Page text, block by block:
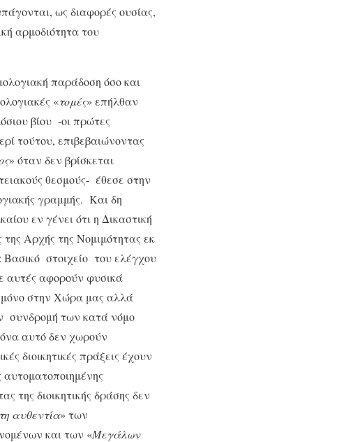
ως διαφορές ουσίας,
αρμοδιότητα του
παράδοση όσο και
«τομές» επήλθαν
βίου -οι πρώτες
τούτου, επιβεβαιώνοντας
» όταν δεν βρίσκεται
θεσμούς- έθεσε στην
γραμμής. Και δη
εν γένει ότι η Δικαστική
Αρχής της Νομιμότητας εκ
Βασικό στοιχείο του ελέγχου
αυτές αφορούν φυσικά
μόνο στην Χώρα μας αλλά
συνδρομή των κατά νόμο
αυτό δεν χωρούν
διοικητικές πράξεις έχουν
της διοικητικής δράσης δεν
αυθεντία» των
και των «Μεγάλων